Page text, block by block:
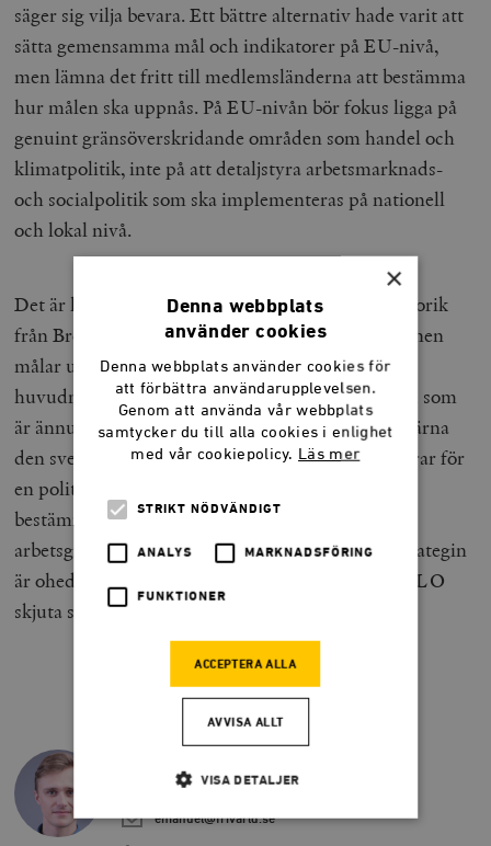
säger sig vilja bevara. Ett bättre alternativ hade varit att
sätta gemensamma mål och indikatorer på EU-nivå,
men lämna det fritt till medlemsländerna att bestämma
hur målen ska uppnås. På EU-nivån bör fokus ligga på
genuint gränsöverskridande områden som handel och
klimatpolitik, inte på att detaljstyra arbetsmarknads-
och socialpolitik som ska implementeras på nationell
och lokal nivå.
Det är lätt att påpeka ironin i att LO har lånat retorik
från Brexit-kampanjen samtidigt som organisationen
målar upp Sverigedemokraterna som sin
huvudmotståndare i Europaparlamentsvalet. Vad som
är ännu mer motsägelsefullt är att LO säger sig värna
den svenska partsmodellen och likväl argumenterar för
en politik som bevisligen kommer att flytta
bestämmanderätt från svenska fack och
arbetsgivarorganisationer. Den första delen av strategin
är ohederlig och vilseledande, med den andra lär LO
skjuta sig själv i foten.
EMANUEL ÖRTENGREN
@emanuelorten
emanuel@frivarld.se
×
Denna webbplats
använder cookies
Denna webbplats använder cookies för
att förbättra användarupplevelsen.
Genom att använda vår webbplats
samtycker du till alla cookies i enlighet
med vår cookiepolicy. Läs mer
STRIKT NÖDVÄNDIGT
ANALYS MARKNADSFÖRING
FUNKTIONER
ACCEPTERA ALLA
AVVISA ALLT
VISA DETALJER